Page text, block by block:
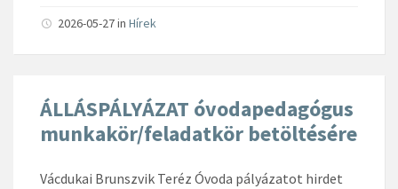
2026-05-27in Hírek
ÁLLÁSPÁLYÁZAT óvodapedagógus
munkakör/feladatkör betöltésére
Vácdukai Brunszvik Teréz Óvoda pályázatot hirdet